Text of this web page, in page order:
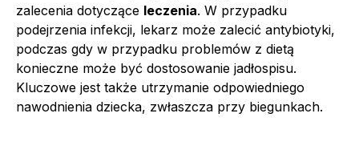
zalecenia dotyczące leczenia. W przypadku
podejrzenia infekcji, lekarz może zalecić antybiotyki,
podczas gdy w przypadku problemów z dietą
konieczne może być dostosowanie jadłospisu.
Kluczowe jest także utrzymanie odpowiedniego
nawodnienia dziecka, zwłaszcza przy biegunkach.